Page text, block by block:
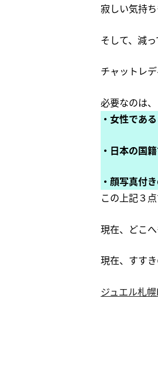
寂しい気持
そして、減
チャットレ
必要なのは、
・女性であ
・日本の国
・顔写真付
この上記３点
現在、どこ
現在、すす
ジュエル札